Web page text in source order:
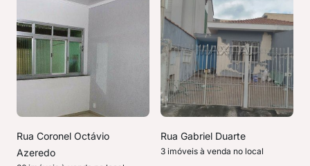
Rua Coronel Octávio
Azeredo
Rua Gabriel Duarte
3 imóveis à venda no local